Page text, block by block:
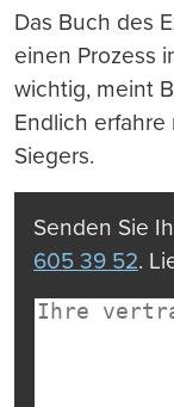
Das Buch des
einen Prozess
wichtig, meint
Endlich
Siegers.
Senden Sie
605 39 52.